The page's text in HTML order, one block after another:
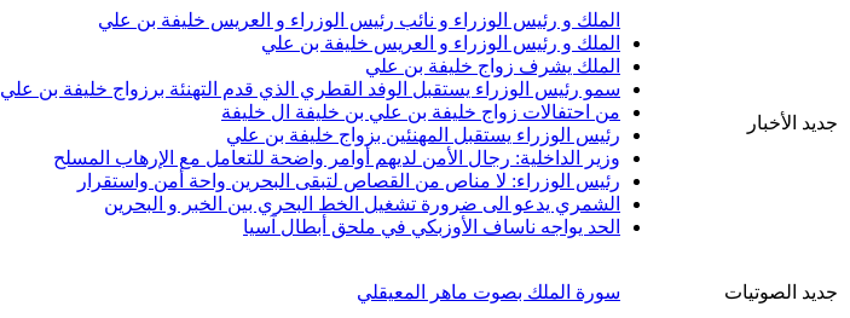
جديد الأخبار
الملك و رئيس الوزراء و نائب رئيس الوزراء و العريس خليفة بن علي
الملك و رئيس الوزراء و العريس خليفة بن علي
الملك يشرف زواج خليفة بن علي
سمو رئيس الوزراء يستقبل الوفد القطري الذي قدم التهنئة برزواج خليفة بن علي
من احتفالات زواج خليفة بن علي بن خليفة ال خليفة
رئيس الوزراء يستقبل المهنئين بزواج خليفة بن علي
وزير الداخلية: رجال الأمن لديهم أوامر واضحة للتعامل مع الإرهاب المسلح
رئيس الوزراء: لا مناص من القصاص لتبقى البحرين واحة أمن واستقرار
الشمري يدعو الى ضرورة تشغيل الخط البحري بين الخبر و البحرين
الحد يواجه ناساف الأوزبكي في ملحق أبطال آسيا
جديد الصوتيات سورة الملك بصوت ماهر المعيقلي